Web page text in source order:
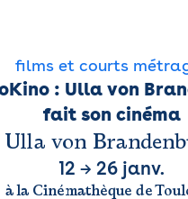
films et courts
: Ulla von
fait son cinéma
Ulla von
12 → 26 janv.
à la Cinémathèque de